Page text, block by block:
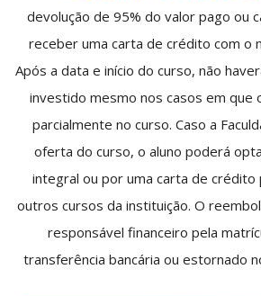
devolução de 95% do valor pago ou
receber uma carta de crédito com o
Após a data e início do curso, não
investido mesmo nos casos em que
parcialmente no curso. Caso a
oferta do curso, o aluno poderá
integral ou por uma carta de crédito
outros cursos da instituição. O
responsável financeiro pela
transferência bancária ou estornado